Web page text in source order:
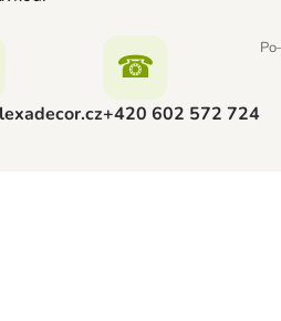
☎
+420 602 572 724